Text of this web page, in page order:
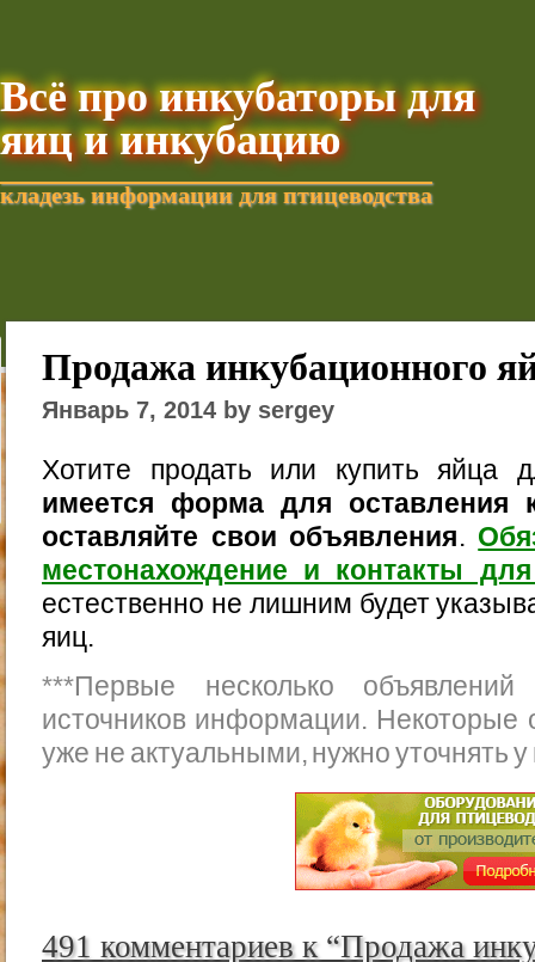
Всё про инкубаторы для
яиц и инкубацию
кладезь информации для птицеводства
Добавить текущую
Продажа инкубационного
Январь 7, 2014 by sergey
Хотите продать или купить яйца
имеется форма для оставления
оставляйте свои объявления.
местонахождение и контакты
естественно не лишним будет
яиц.
***Первые несколько
источников информации. Некоторые
уже не актуальными, нужно уточнять
491 комментариев к “Продажа